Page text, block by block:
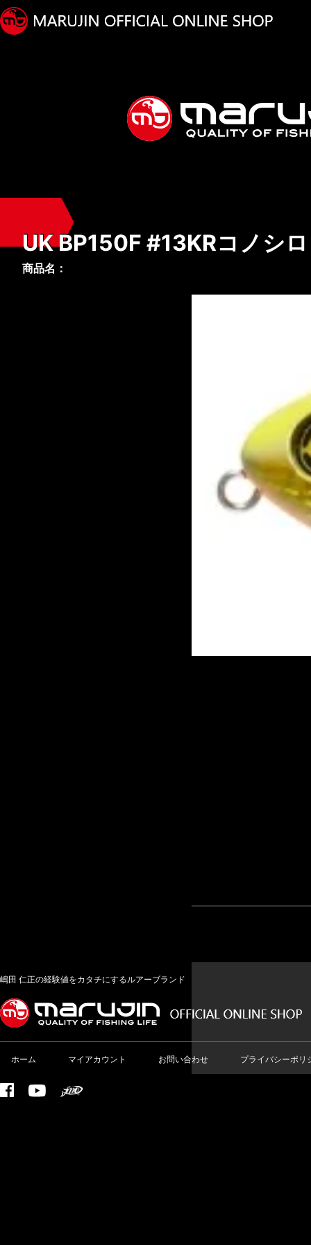
UK BP150F #13KRコノシ
商品名：
嶋田 仁正の経験値をカタチにするルアーブランド
ホーム マイアカウント お問い合わせ プライバシーポリ